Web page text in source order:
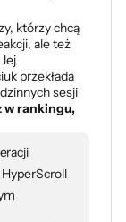
którzy chcą
ale też
przekłada
sesji
w rankingu,